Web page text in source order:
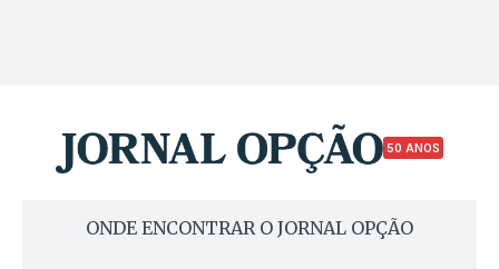
50 ANOS
ONDE ENCONTRAR O JORNAL OPÇÃO